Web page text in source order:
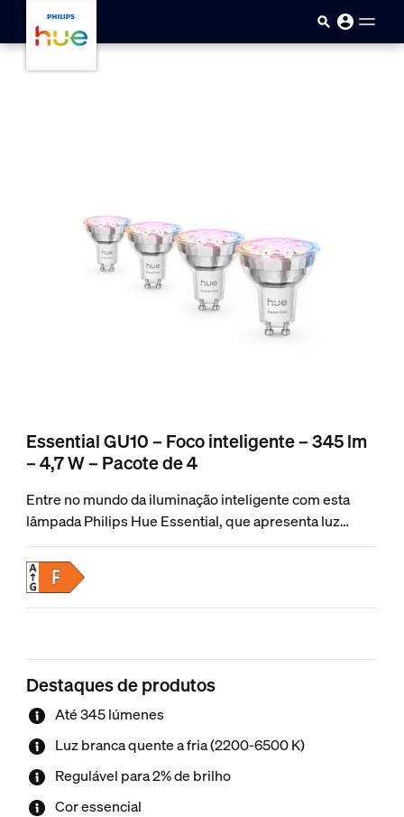
Passar para o conteúdo
Essential GU10 – Foco inteligente – 345 lm
– 4,7 W – Pacote de 4
Entre no mundo da iluminação inteligente com esta
lâmpada Philips Hue Essential, que apresenta luz
branca regulável e colorida que pode ajustar facilmente
de luz quente e aconchegante para luz branca fria. Crie
o ambiente perfeito com uma regulação suave, milhões
de cores e uma biblioteca de efeitos de luz concebidos
Destaques de produtos
Até 345 lúmenes
Luz branca quente a fria (2200-6500 K)
Regulável para 2% de brilho
Cor essencial